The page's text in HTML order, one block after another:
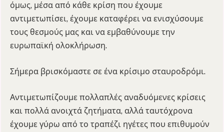
όμως, μέσα από κάθε κρίση που έχουμε
αντιμετωπίσει, έχουμε καταφέρει να ενισχύσουμε
τους θεσμούς μας και να εμβαθύνουμε την
ευρωπαϊκή ολοκλήρωση.
Σήμερα βρισκόμαστε σε ένα κρίσιμο σταυροδρόμι.
Αντιμετωπίζουμε πολλαπλές αναδυόμενες κρίσεις
και πολλά ανοιχτά ζητήματα, αλλά ταυτόχρονα
έχουμε γύρω από το τραπέζι ηγέτες που επιθυμούν